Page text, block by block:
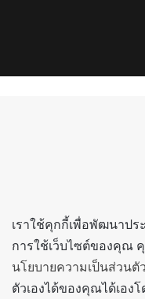
เราใช้คุกกี้เพื่อพัฒนาป
การใช้เว็บไซต์ของคุณ
นโยบายความเป็นส่วนตัว
ตัวเองได้ของคุณได้เอง